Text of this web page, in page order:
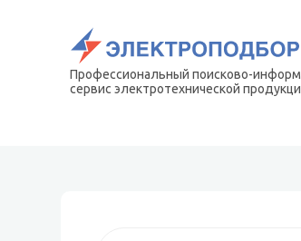
Профессиональный поисково-
сервис электротехнической